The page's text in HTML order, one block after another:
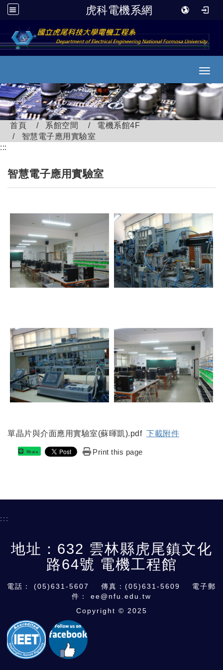
虎科電機系網
跳到主要內容
首頁 系館空間
電機系館4F
智慧電子應用實驗室
:::
智慧電子應用實驗室
單晶片與介面應用實驗室(蘇暉凱).pdf 下載附件
Share Print this page
:::
地址：632 雲林縣虎尾鎮文化
路64號 電機工程館
電話： (05)631-5607
傳真：(05)631-5609 電子郵
件： ee@nfu.edu.tw
Copyright © 2025